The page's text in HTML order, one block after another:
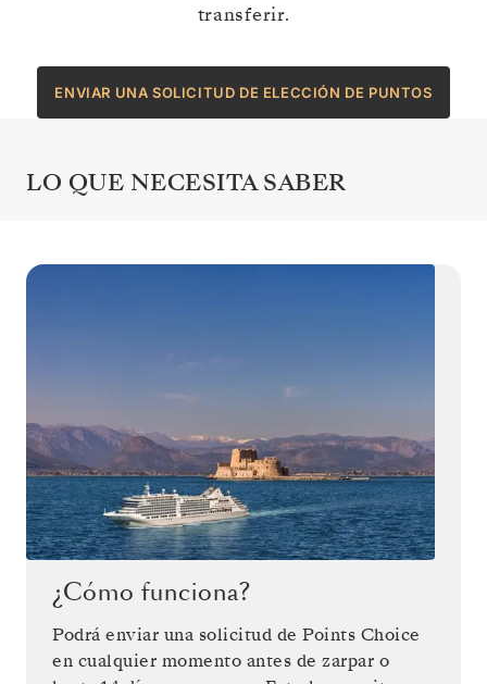
transferir.
ENVIAR UNA SOLICITUD DE ELECCIÓN DE PUNTOS
LO QUE NECESITA SABER
¿Cómo funciona?
Podrá enviar una solicitud de Points Choice
en cualquier momento antes de zarpar o